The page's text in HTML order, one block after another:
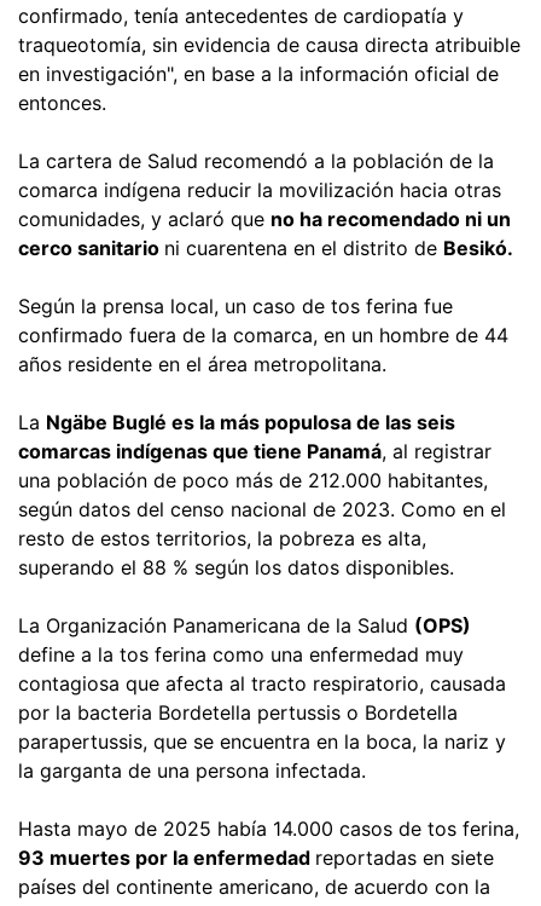
confirmado, tenía antecedentes de cardiopatía y
traqueotomía, sin evidencia de causa directa atribuible
en investigación", en base a la información oficial de
entonces.
La cartera de Salud recomendó a la población de la
comarca indígena reducir la movilización hacia otras
comunidades, y aclaró que no ha recomendado ni un
cerco sanitario ni cuarentena en el distrito de Besikó.
Según la prensa local, un caso de tos ferina fue
confirmado fuera de la comarca, en un hombre de 44
años residente en el área metropolitana.
La Ngäbe Buglé es la más populosa de las seis
comarcas indígenas que tiene Panamá, al registrar
una población de poco más de 212.000 habitantes,
según datos del censo nacional de 2023. Como en el
resto de estos territorios, la pobreza es alta,
superando el 88 % según los datos disponibles.
La Organización Panamericana de la Salud (OPS)
define a la tos ferina como una enfermedad muy
contagiosa que afecta al tracto respiratorio, causada
por la bacteria Bordetella pertussis o Bordetella
parapertussis, que se encuentra en la boca, la nariz y
la garganta de una persona infectada.
Hasta mayo de 2025 había 14.000 casos de tos ferina,
93 muertes por la enfermedad reportadas en siete
países del continente americano, de acuerdo con la